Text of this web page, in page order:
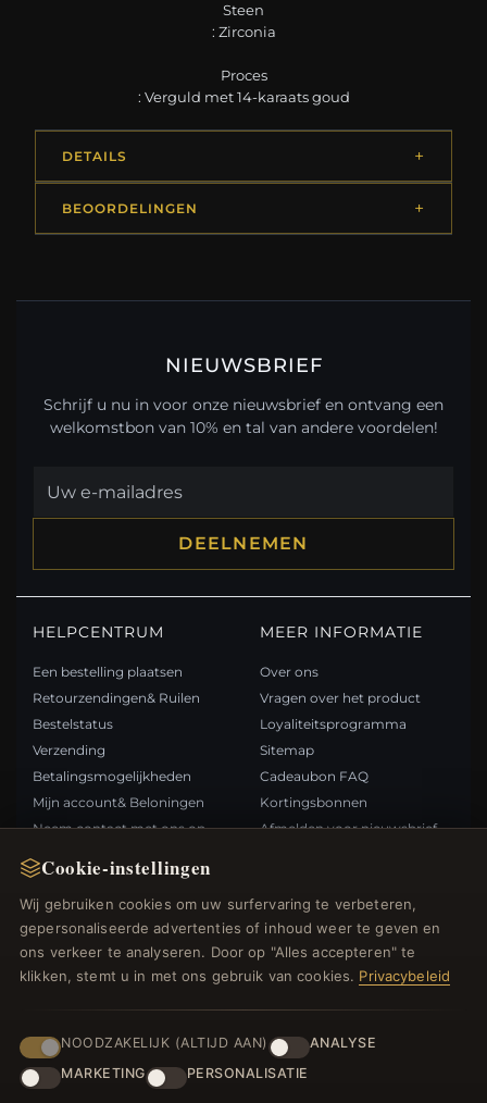
Cookie-instellingen
Wij gebruiken cookies om uw surfervaring te verbeteren,
gepersonaliseerde advertenties of inhoud weer te geven en
ons verkeer te analyseren. Door op "Alles accepteren" te
klikken, stemt u in met ons gebruik van cookies. Privacybeleid
NOODZAKELIJK (ALTIJD AAN)
ANALYSE
MARKETING
PERSONALISATIE
Steen
: Zirconia
Proces
: Verguld met 14-karaats goud
DETAILS
BEOORDELINGEN
NIEUWSBRIEF
Schrijf u nu in voor onze nieuwsbrief en ontvang een
welkomstbon van 10% en tal van andere voordelen!
DEELNEMEN
HELPCENTRUM
Een bestelling plaatsen
Retourzendingen& Ruilen
Bestelstatus
Verzending
Betalingsmogelijkheden
Mijn account& Beloningen
Neem contact met ons op
MEER INFORMATIE
Over ons
Vragen over het product
Loyaliteitsprogramma
Sitemap
Cadeaubon FAQ
Kortingsbonnen
Afmelden voor nieuwsbrief
Nieuwe producten
Specials
Blog
Inloggen
BETAALMETHODEN